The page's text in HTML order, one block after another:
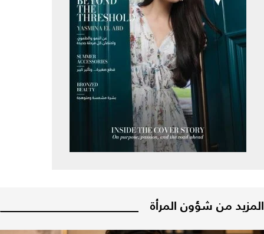
المزيد من شؤون المرأة